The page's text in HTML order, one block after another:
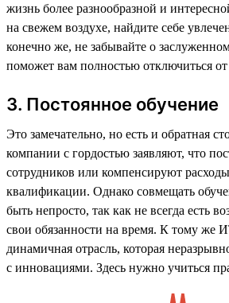
жизнь более разнообразной и
на свежем воздухе, найдите себе
конечно же, не забывайте о
поможет вам полностью отключиться от
3. Постоянное обучение
Это замечательно, но есть и обратная
компании с гордостью заявляют, что
сотрудников или компенсируют
квалификации. Однако совмещать
быть непросто, так как не всегда есть
свои обязанности на время. К тому же
динамичная отрасль, которая
с инновациями. Здесь нужно учиться